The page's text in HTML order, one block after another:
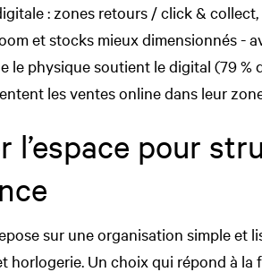
: zones retours / click &
et stocks mieux dimensionnés -
le physique soutient le digital (79 %
les ventes online dans leur
l’espace pour
sur une organisation simple et
horlogerie. Un choix qui répond à la